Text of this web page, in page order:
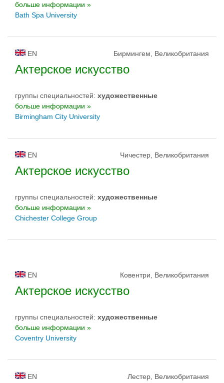
больше информации »
Bath Spa University
EN Бирмингем, Великобритания
Актерское искусство
группы специальностей: художественные
больше информации »
Birmingham City University
EN Чичестер, Великобритания
Актерское искусство
группы специальностей: художественные
больше информации »
Chichester College Group
EN Ковентри, Великобритания
Актерское искусство
группы специальностей: художественные
больше информации »
Coventry University
EN Лестер, Великобритания